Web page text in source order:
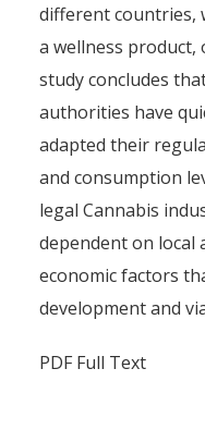
different countries,
a wellness
study concludes
authorities have
adapted their
and consumption
legal Cannabis
dependent on local
economic factors
development and
PDF Full Text